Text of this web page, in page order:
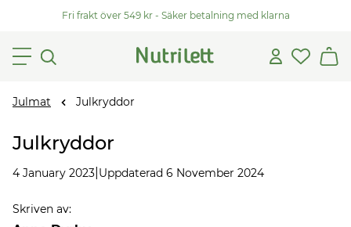
Fri frakt över 549 kr - Säker betalning med klarna
Julmat Julkryddor
Julkryddor
4 January 2023 Uppdaterad 6 November 2024
Skriven av: